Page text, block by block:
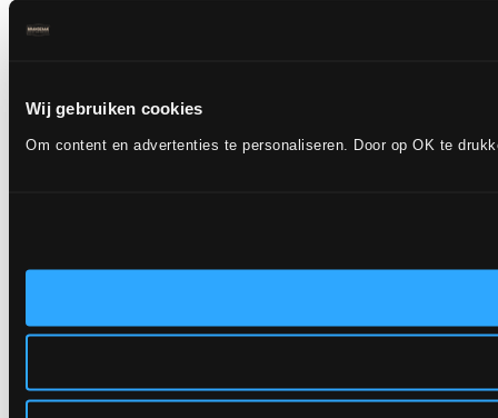
Wij gebruiken cookies
Om content en advertenties te personaliseren. Door op OK te